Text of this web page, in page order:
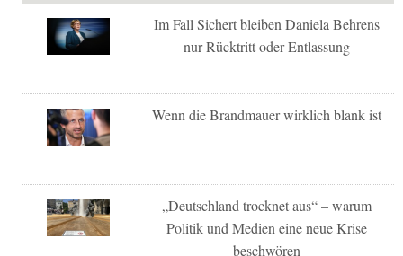
Im Fall Sichert bleiben Daniela Behrens
nur Rücktritt oder Entlassung
Wenn die Brandmauer wirklich blank ist
„Deutschland trocknet aus“ – warum
Politik und Medien eine neue Krise
beschwören